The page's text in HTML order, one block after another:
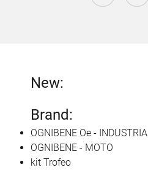
New:
Brand:
OGNIBENE Oe - INDUSTRIA
OGNIBENE - MOTO
kit Trofeo